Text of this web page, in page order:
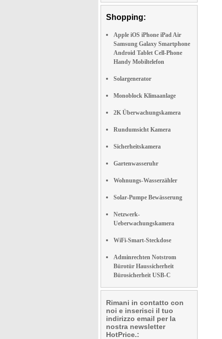
Shopping:
Apple iOS iPhone iPad Air
Samsung Galaxy Smartphone
Android Tablet Cell-Phone
Handy Mobiltelefon
Solargenerator
Monoblock Klimaanlage
2K Überwachungskamera
Rundumsicht Kamera
Sicherheitskamera
Gartenwasseruhr
Wohnungs-Wasserzähler
Solar-Pumpe Bewässerung
Netzwerk-
Ueberwachungskamera
WiFi-Smart-Steckdose
Adminrechten Notstrom
Bürotür Haussicherheit
Bürosicherheit USB-C
Rimani in contatto con
noi e inserisci il tuo
indirizzo email per la
nostra newsletter
HotPrice.: